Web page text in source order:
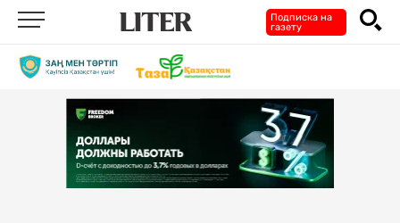
Подписка на
газету